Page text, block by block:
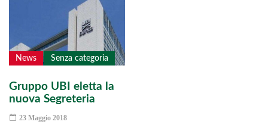
News Senza categoria
Gruppo UBI eletta la
nuova Segreteria
23 Maggio 2018